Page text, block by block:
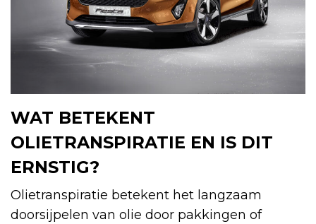
WAT BETEKENT
OLIETRANSPIRATIE EN IS DIT
ERNSTIG?
Olietranspiratie betekent het langzaam
doorsijpelen van olie door pakkingen of